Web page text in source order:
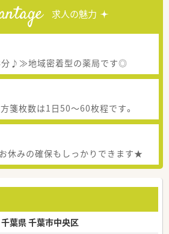
求人の魅力
♪≫地域密着型の薬局です◎
箋枚数は1日50～60枚程です。
休みの確保もしっかりできます★
千葉県 千葉市中央区